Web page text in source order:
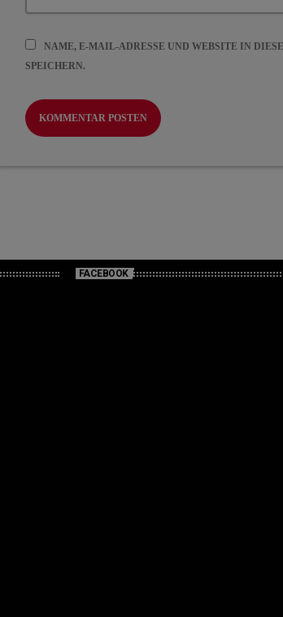
NAME, E-MAIL-ADRESSE UND WEBSITE IN
SPEICHERN.
FACEBOOK